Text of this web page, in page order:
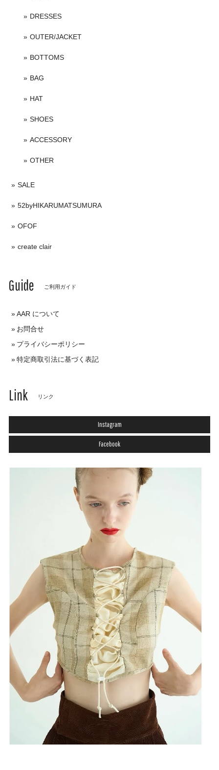
DRESSES
OUTER/JACKET
BOTTOMS
BAG
HAT
SHOES
ACCESSORY
OTHER
SALE
52byHIKARUMATSUMURA
OFOF
create clair
Guide ご利用ガイド
AAR について
お問合せ
プライバシーポリシー
特定商取引法に基づく表記
Link リンク
Instagram
Facebook